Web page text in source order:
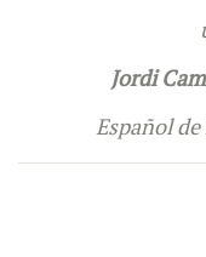
Jordi
Español